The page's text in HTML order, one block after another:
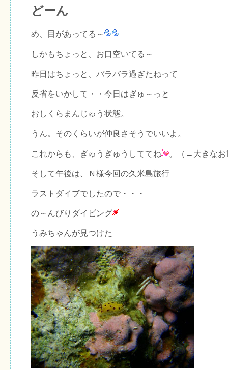
どーん
め、目があってる～
しかもちょっと、お口空いてる～
昨日はちょっと、バラバラ過ぎたねって
反省をいかして・・今日はぎゅ～っと
おしくらまんじゅう状態。
うん。そのくらいが仲良さそうでいいよ。
これからも、ぎゅうぎゅうしててね 。（←大きなお
そして午後は、Ｎ様今回の久米島旅行
ラストダイブでしたので・・・
の～んびりダイビング
うみちゃんが見つけた